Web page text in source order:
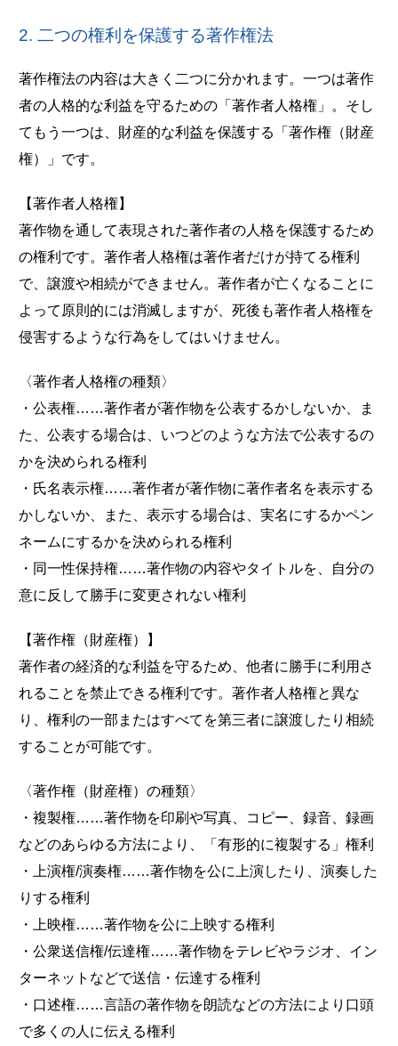
2. 二つの権利を保護する著作権法
著作権法の内容は大きく二つに分かれます。一つは著作
者の人格的な利益を守るための「著作者人格権」。そし
てもう一つは、財産的な利益を保護する「著作権（財産
権）」です。
【著作者人格権】
著作物を通して表現された著作者の人格を保護するため
の権利です。著作者人格権は著作者だけが持てる権利
で、譲渡や相続ができません。著作者が亡くなることに
よって原則的には消滅しますが、死後も著作者人格権を
侵害するような行為をしてはいけません。
〈著作者人格権の種類〉
・公表権……著作者が著作物を公表するかしないか、ま
た、公表する場合は、いつどのような方法で公表するの
かを決められる権利
・氏名表示権……著作者が著作物に著作者名を表示する
かしないか、また、表示する場合は、実名にするかペン
ネームにするかを決められる権利
・同一性保持権……著作物の内容やタイトルを、自分の
意に反して勝手に変更されない権利
【著作権（財産権）】
著作者の経済的な利益を守るため、他者に勝手に利用さ
れることを禁止できる権利です。著作者人格権と異な
り、権利の一部またはすべてを第三者に譲渡したり相続
することが可能です。
〈著作権（財産権）の種類〉
・複製権……著作物を印刷や写真、コピー、録音、録画
などのあらゆる方法により、「有形的に複製する」権利
・上演権/演奏権……著作物を公に上演したり、演奏した
りする権利
・上映権……著作物を公に上映する権利
・公衆送信権/伝達権……著作物をテレビやラジオ、イン
ターネットなどで送信・伝達する権利
・口述権……言語の著作物を朗読などの方法により口頭
で多くの人に伝える権利